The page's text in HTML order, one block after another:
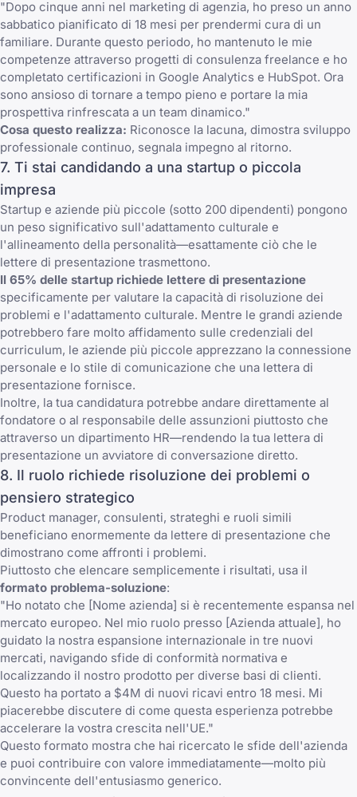
"Dopo cinque anni nel marketing di agenzia, ho preso un anno
sabbatico pianificato di 18 mesi per prendermi cura di un
familiare. Durante questo periodo, ho mantenuto le mie
competenze attraverso progetti di consulenza freelance e ho
completato certificazioni in Google Analytics e HubSpot. Ora
sono ansioso di tornare a tempo pieno e portare la mia
prospettiva rinfrescata a un team dinamico."
Cosa questo realizza: Riconosce la lacuna, dimostra sviluppo
professionale continuo, segnala impegno al ritorno.
7. Ti stai candidando a una startup o piccola
impresa
Startup e aziende più piccole (sotto 200 dipendenti) pongono
un peso significativo sull'adattamento culturale e
l'allineamento della personalità—esattamente ciò che le
lettere di presentazione trasmettono.
Il 65% delle startup richiede lettere di presentazione
specificamente per valutare la capacità di risoluzione dei
problemi e l'adattamento culturale. Mentre le grandi aziende
potrebbero fare molto affidamento sulle credenziali del
curriculum, le aziende più piccole apprezzano la connessione
personale e lo stile di comunicazione che una lettera di
presentazione fornisce.
Inoltre, la tua candidatura potrebbe andare direttamente al
fondatore o al responsabile delle assunzioni piuttosto che
attraverso un dipartimento HR—rendendo la tua lettera di
presentazione un avviatore di conversazione diretto.
8. Il ruolo richiede risoluzione dei problemi o
pensiero strategico
Product manager, consulenti, strateghi e ruoli simili
beneficiano enormemente da lettere di presentazione che
dimostrano come affronti i problemi.
Piuttosto che elencare semplicemente i risultati, usa il
formato problema-soluzione:
"Ho notato che [Nome azienda] si è recentemente espansa nel
mercato europeo. Nel mio ruolo presso [Azienda attuale], ho
guidato la nostra espansione internazionale in tre nuovi
mercati, navigando sfide di conformità normativa e
localizzando il nostro prodotto per diverse basi di clienti.
Questo ha portato a $4M di nuovi ricavi entro 18 mesi. Mi
piacerebbe discutere di come questa esperienza potrebbe
accelerare la vostra crescita nell'UE."
Questo formato mostra che hai ricercato le sfide dell'azienda
e puoi contribuire con valore immediatamente—molto più
convincente dell'entusiasmo generico.